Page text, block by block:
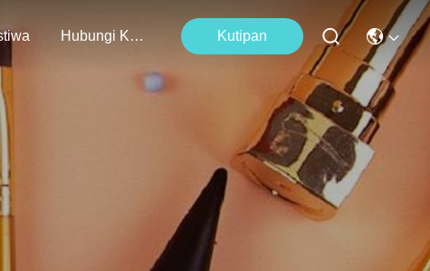
Hubungi Kami Kutipan